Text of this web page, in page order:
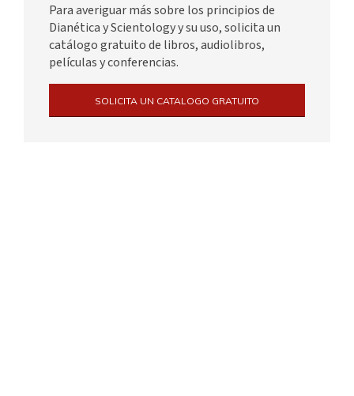
Para averiguar más sobre los principios de
Dianética y Scientology y su uso, solicita un
catálogo gratuito de libros, audiolibros,
películas y conferencias.
SOLICITA UN CATALOGO GRATUITO